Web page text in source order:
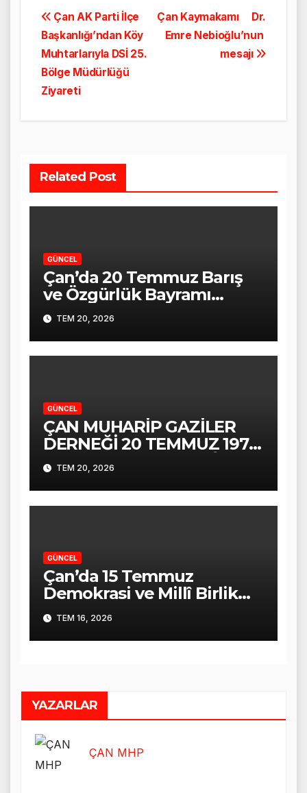
Yazı
gezinmesi
Çan Kaymakamı Dr.
Emre Nebioğlu’nun
mesajı
Çan AK Parti İlçe
Başkanlığı’ndan Köy
Muhtarlarıyla DSİ 25.
Bölge Müdürlüğü
Ziyareti
Related Post
GÜNCEL
Çan’da 20 Temmuz Barış
ve Özgürlük Bayramı
Törenle Kutlandı
TEM 20, 2026
GÜNCEL
ÇAN MUHARİP GAZİLER
DERNEĞİ 20 TEMMUZ 1974
KIBRIS BARIŞ HAREKÂTI
ALİ COŞKUN KONUŞMASI
TEM 20, 2026
GÜNCEL
Çan’da 15 Temmuz
Demokrasi ve Millî Birlik
Günü Coşkuyla Anıldı
TEM 16, 2026
YAZARLAR
ÇAN MHP